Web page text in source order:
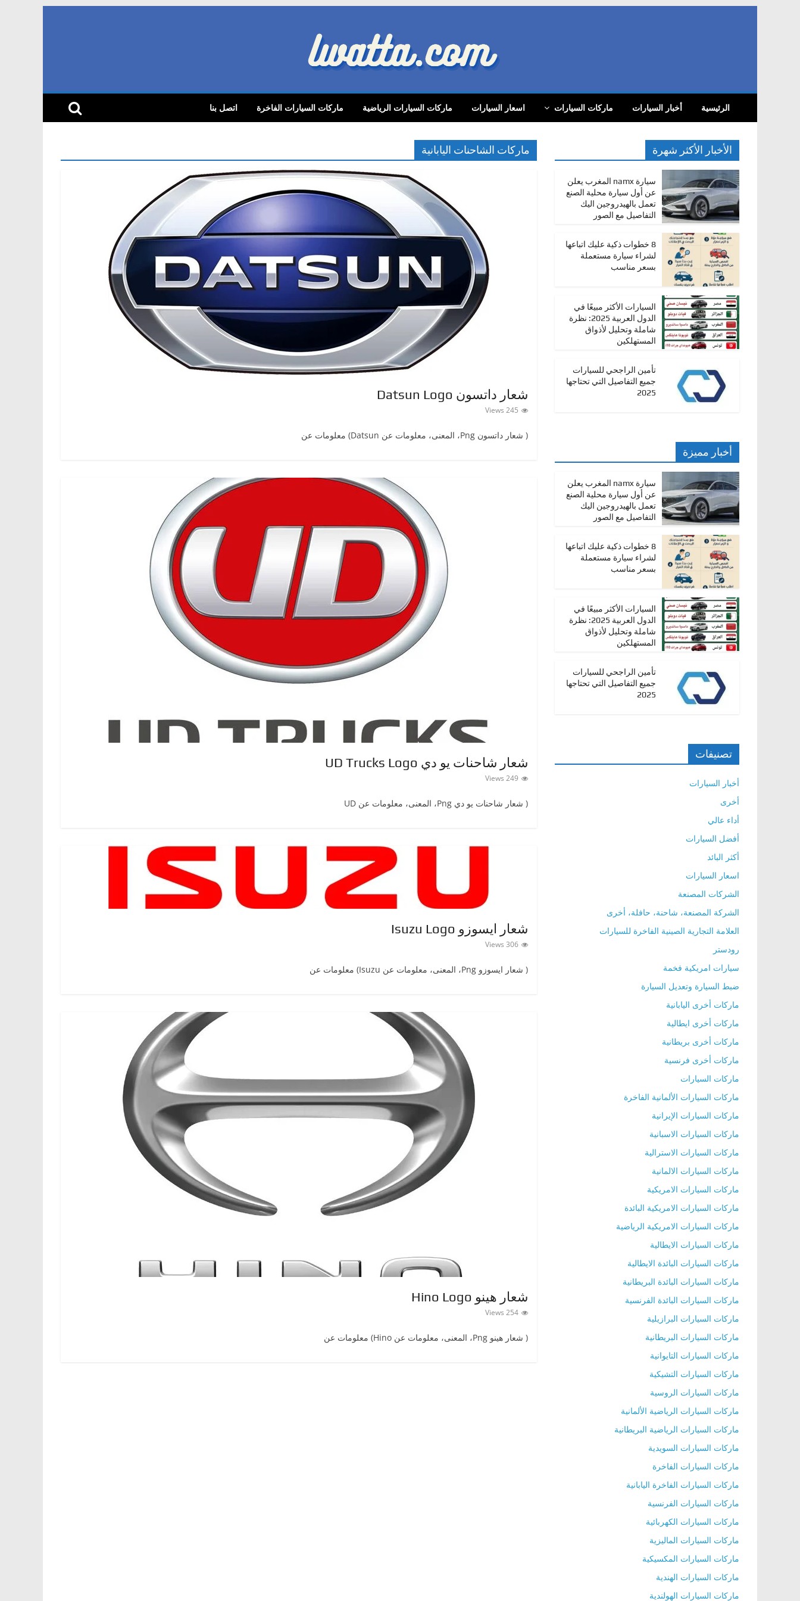
lwatta.com
أ
خ
ر
ي
ر
الرئيسية أخبار السيارات ماركات السيارات اسعار السيارات ماركات السيارات الرياضية ماركات السيارات الفاخرة اتصل بنا
ماركات الشاحنات اليابانية
شعار داتسون Datsun Logo
245 Views
( شعار داتسونPng ‎، المعنى، معلومات عن Datsun) معلومات عن
شعار شاحنات يو دي UD Trucks Logo
249 Views
( شعار شاحنات يو ديPng ‎، المعنى، معلومات عن UD
شعار ايسوزو Isuzu Logo
306 Views
( شعار ايسوزوPng ‎، المعنى، معلومات عن Isuzu) معلومات عن
شعار هينو Hino Logo
254 Views
( شعار هينوPng ‎، المعنى، معلومات عن Hino) معلومات عن
الأخبار الأكثر شهرة
سيارة namx المغرب يعلن
عن أول سيارة محلية الصنع
تعمل بالهيدروجين اليك
التفاصيل مع الصور
8 خطوات ذكية عليك اتباعها
لشراء سيارة مستعملة
بسعر مناسب
السيارات الأكثر مبيعًا في
الدول العربية 2025: نظرة
شاملة وتحليل لأذواق
المستهلكين
تأمين الراجحي للسيارات
جميع التفاصيل التي تحتاجها
2025
أخبار مميزة
سيارة namx المغرب يعلن
عن أول سيارة محلية الصنع
تعمل بالهيدروجين اليك
التفاصيل مع الصور
8 خطوات ذكية عليك اتباعها
لشراء سيارة مستعملة
بسعر مناسب
السيارات الأكثر مبيعًا في
الدول العربية 2025: نظرة
شاملة وتحليل لأذواق
المستهلكين
تأمين الراجحي للسيارات
جميع التفاصيل التي تحتاجها
2025
تصنيفات
أخبار السيارات
أخرى
أداء عالي
أفضل السيارات
أكثر البائد
اسعار السيارات
الشركات المصنعة
الشركة المصنعة، شاحنة، حافلة، أخرى
العلامة التجارية الصينية الفاخرة للسيارات
رودستر
سيارات امريكية فخمة
ضبط السيارة وتعديل السيارة
ماركات أخرى اليابانية
ماركات أخرى ايطالية
ماركات أخرى بريطانية
ماركات أخرى فرنسية
ماركات السيارات
ماركات السيارات الألمانية الفاخرة
ماركات السيارات الإيرانية
ماركات السيارات الاسبانية
ماركات السيارات الاسترالية
ماركات السيارات الالمانية
ماركات السيارات الامريكية
ماركات السيارات الامريكية البائدة
ماركات السيارات الامريكية الرياضية
ماركات السيارات الايطالية
ماركات السيارات البائدة الايطالية
ماركات السيارات البائدة البريطانية
ماركات السيارات البائدة الفرنسية
ماركات السيارات البرازيلية
ماركات السيارات البريطانية
ماركات السيارات التايوانية
ماركات السيارات التشيكية
ماركات السيارات الروسية
ماركات السيارات الرياضية الألمانية
ماركات السيارات الرياضية البريطانية
ماركات السيارات السويدية
ماركات السيارات الفاخرة
ماركات السيارات الفاخرة اليابانية
ماركات السيارات الفرنسية
ماركات السيارات الكهربائية
ماركات السيارات الماليزية
ماركات السيارات المكسيكية
ماركات السيارات الهندية
ماركات السيارات الهولندية